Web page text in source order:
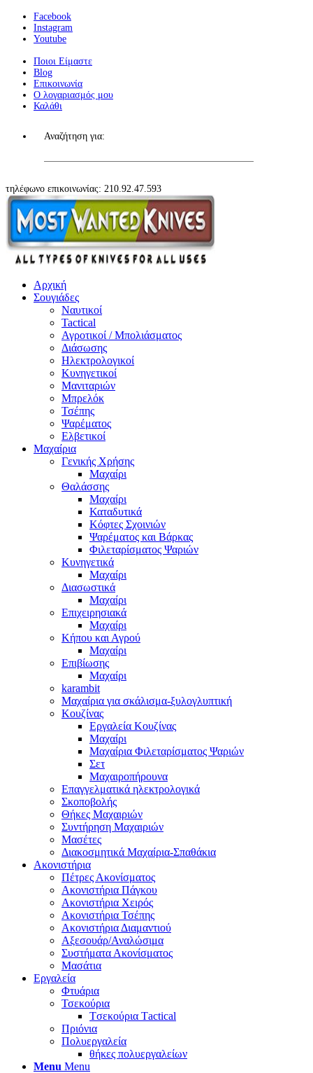
Facebook
Instagram
Youtube
Ποιοι Είμαστε
Blog
Επικοινωνία
Ο λογαριασμός μου
Καλάθι
Αναζήτηση για:
τηλέφωνο επικοινωνίας: 210.92.47.593
Αρχική
Σουγιάδες
Ναυτικοί
Tactical
Αγροτικοί / Μπολιάσματος
Διάσωσης
Ηλεκτρολογικοί
Κυνηγετικοί
Μανιταριών
Μπρελόκ
Τσέπης
Ψαρέματος
Ελβετικοί
Μαχαίρια
Γενικής Χρήσης
Μαχαίρι
Θαλάσσης
Μαχαίρι
Καταδυτικά
Κόφτες Σχοινιών
Ψαρέματος και Βάρκας
Φιλεταρίσματος Ψαριών
Κυνηγετικά
Μαχαίρι
Διασωστικά
Μαχαίρι
Επιχειρησιακά
Μαχαίρι
Κήπου και Αγρού
Μαχαίρι
Επιβίωσης
Μαχαίρι
karambit
Μαχαίρια για σκάλισμα-ξυλογλυπτική
Κουζίνας
Εργαλεία Κουζίνας
Μαχαίρι
Μαχαίρια Φιλεταρίσματος Ψαριών
Σετ
Μαχαιροπήρουνα
Επαγγελματικά ηλεκτρολογικά
Σκοποβολής
Θήκες Μαχαιριών
Συντήρηση Μαχαιριών
Μασέτες
Διακοσμητικά Μαχαίρια-Σπαθάκια
Ακονιστήρια
Πέτρες Ακονίσματος
Ακονιστήρια Πάγκου
Ακονιστήρια Χειρός
Ακονιστήρια Τσέπης
Ακονιστήρια Διαμαντιού
Αξεσουάρ/Αναλώσιμα
Συστήματα Ακονίσματος
Μασάτια
Εργαλεία
Φτυάρια
Τσεκούρια
Tσεκούρια Τactical
Πριόνια
Πολυεργαλεία
θήκες πολυεργαλείων
Menu Menu